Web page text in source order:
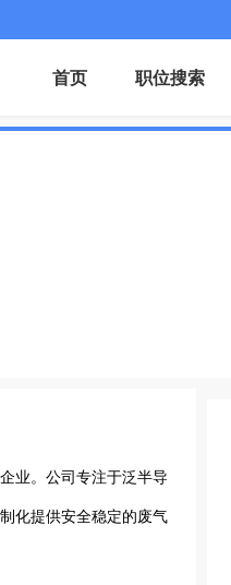
首页 职位搜索
业。公司专注于泛半导
化提供安全稳定的废气